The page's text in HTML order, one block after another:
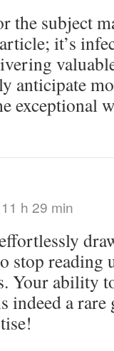
the subject
it’s
anticipate
exceptional
h 29 min
stop reading
Your ability
indeed a